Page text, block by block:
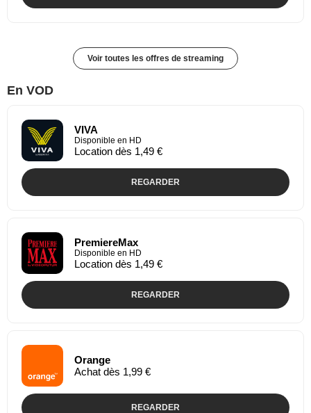
Voir toutes les offres de streaming
En VOD
VIVA
Disponible en HD
Location dès 1,49 €
REGARDER
PremiereMax
Disponible en HD
Location dès 1,49 €
REGARDER
Orange
Achat dès 1,99 €
REGARDER